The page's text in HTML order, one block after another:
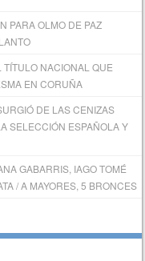
PARA OLMO DE PAZ
NACIONAL QUE
EN CORUÑA
DE LAS CENIZAS
SELECCIÓN ESPAÑOLA Y
GABARRIS, IAGO TOMÉ
/ A MAYORES, 5 BRONCES